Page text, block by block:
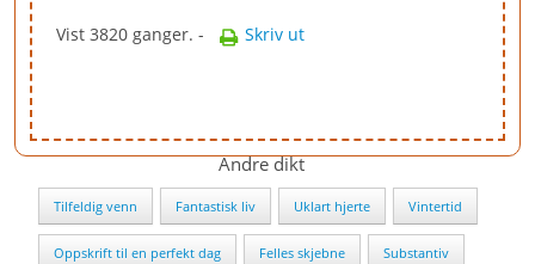
Vist 3820 ganger. - Skriv ut
Andre dikt
Tilfeldig venn Fantastisk liv Uklart hjerte Vintertid
Oppskrift til en perfekt dag Felles skjebne Substantiv